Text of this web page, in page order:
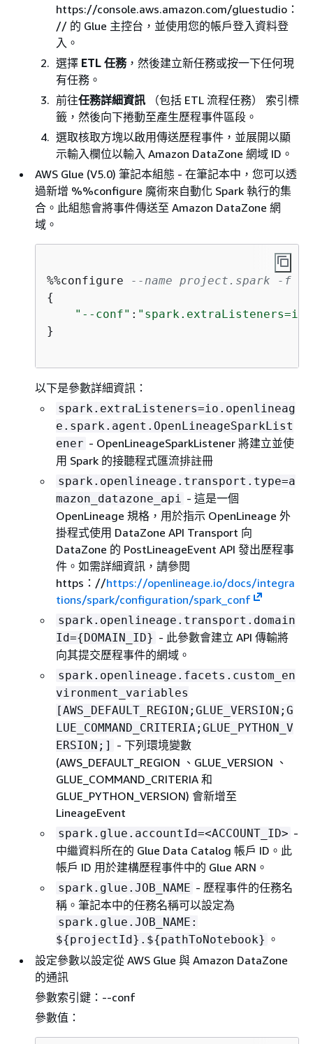
https://console.aws.amazon.com/gluestudio：
// 的 Glue 主控台，並使用您的帳戶登入資料登
入。
選擇 ETL 任務，然後建立新任務或按一下任何現
有任務。
前往任務詳細資訊 （包括 ETL 流程任務） 索引標
籤，然後向下捲動至產生歷程事件區段。
選取核取方塊以啟用傳送歷程事件，並展開以顯
示輸入欄位以輸入 Amazon DataZone 網域 ID。
AWS Glue (V5.0) 筆記本組態 - 在筆記本中，您可以透
過新增 %%configure 魔術來自動化 Spark 執行的集
合。此組態會將事件傳送至 Amazon DataZone 網
域。
%%configure
--name project.spark -f
{
"--conf" :
}
以下是參數詳細資訊：
spark.extraListeners=io.openlineag
e.spark.agent.OpenLineageSparkList
ener - OpenLineageSparkListener 將建立並使
用 Spark 的接聽程式匯流排註冊
spark.openlineage.transport.type=a
mazon_datazone_api - 這是一個
OpenLineage 規格，用於指示 OpenLineage 外
掛程式使用 DataZone API Transport 向
DataZone 的 PostLineageEvent API 發出歷程事
件。如需詳細資訊，請參閱
https：//https://openlineage.io/docs/integra
tions/spark/configuration/spark_conf
spark.openlineage.transport.domain
Id={DOMAIN_ID} - 此參數會建立 API 傳輸將
向其提交歷程事件的網域。
spark.openlineage.facets.custom_en
vironment_variables
[AWS_DEFAULT_REGION;GLUE_VERSION;G
LUE_COMMAND_CRITERIA;GLUE_PYTHON_V
ERSION;]
- 下列環境變數
(AWS_DEFAULT_REGION 、GLUE_VERSION 、
GLUE_COMMAND_CRITERIA 和
GLUE_PYTHON_VERSION) 會新增至
LineageEvent
spark.glue.accountId=<ACCOUNT_ID> -
中繼資料所在的 Glue Data Catalog 帳戶 ID。此
帳戶 ID 用於建構歷程事件中的 Glue ARN。
spark.glue.JOB_NAME - 歷程事件的任務名
稱。筆記本中的任務名稱可以設定為
spark.glue.JOB_NAME:
${projectId}.${pathToNotebook} 。
設定參數以設定從 AWS Glue 與 Amazon DataZone
的通訊
參數索引鍵：--conf
參數值：